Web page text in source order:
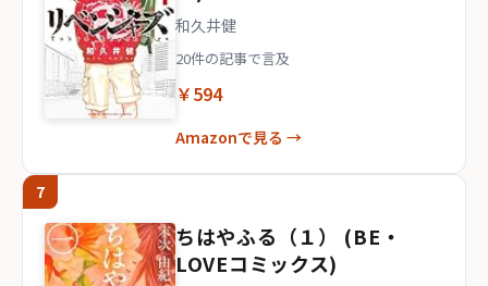
和久井健
20件の記事で言及
￥594
Amazonで見る →
7
ちはやふる（１） (BE・
LOVEコミックス)